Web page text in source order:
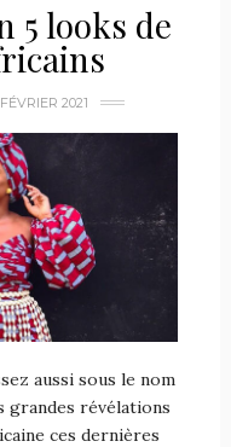
5 looks de
2021
aussi sous le nom
grandes révélations
ces dernières